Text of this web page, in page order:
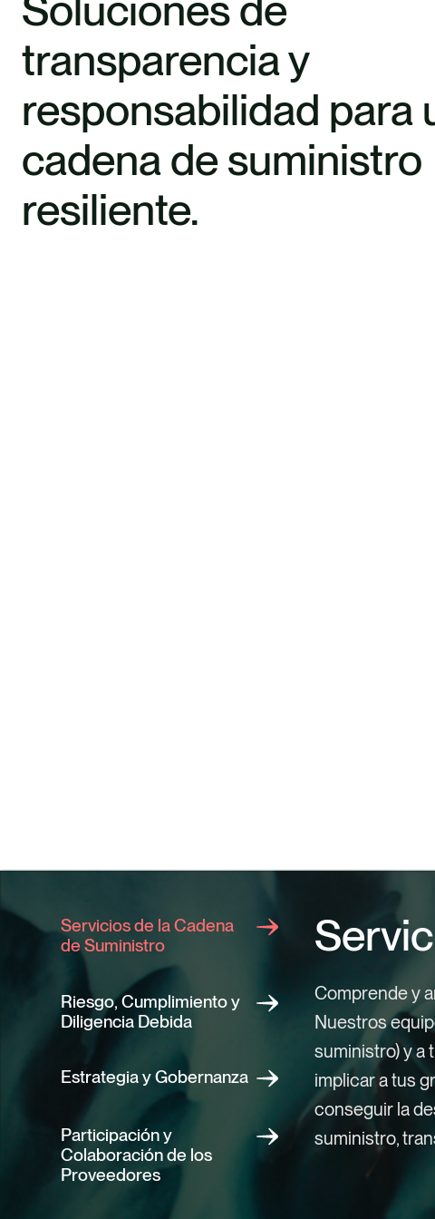
transparencia y
responsabilidad para
cadena de suministro
resiliente.
Servicios de la Cadena
de Suministro
Riesgo, Cumplimiento y
Diligencia Debida
Estrategia y Gobernanza
Participación y
Colaboración de los
Proveedores
Comprende y
Nuestros
suministro) y a
implicar a tus
conseguir la
suministro,